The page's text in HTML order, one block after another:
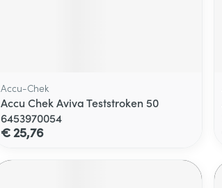
Accu-Chek
Accu Chek Aviva Teststroken 50
6453970054
€ 25,76